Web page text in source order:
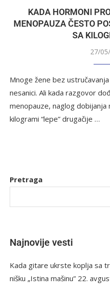
KADA HORMONI
MENOPAUZA ČESTO
SA
27/
Mnoge žene bez
nesanici. Ali kada razgovor
menopauze, naglog dobijanja
kilogrami “lepe” drugačije …
Pretraga
Najnovije vesti
Kada gitare ukrste koplja sa
nišku „Istina mašinu” 22.